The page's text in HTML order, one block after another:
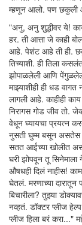
म्हणून आलो. पण छकुली
"अनु, अनु शुद्धीवर ये!
हर. ती आत्ता जे काही
आहे. पेशंट आहे ती ही.
तिच्याशी. ही तिला
झोपाळलेली आणि
माझ्याशीही ही धड
लागली आहे. काहीही
निरागस गोड जीव तो.
वेधून घ्यायचा प्रयत्न
नुसती घुम्म बसून असतेस
सतत आईच्या खोलीत
घरी झोपवून तू सिनेमाला
औषधही दिलं नाहीस!
घेतलं. मरणाच्या
बिचारीला? तुझ्या
नव्हतं. डॉक्टर प्लीज
प्लीज हिला बरं करा..."